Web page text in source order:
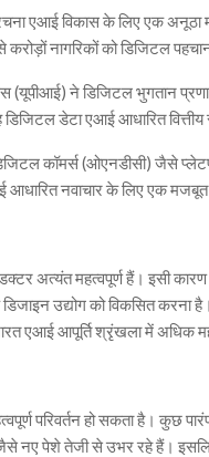
एआई विकास के लिए एक अनूठा
करोड़ों नागरिकों को डिजिटल
(यूपीआई) ने डिजिटल भुगतान
डेटा एआई आधारित
कॉमर्स (ओएनडीसी) जैसे
नवाचार के लिए एक मजबूत
अत्यंत महत्वपूर्ण हैं। इसी
उद्योग को विकसित
एआई आपूर्ति श्रृंखला में अधिक
परिवर्तन हो सकता है। कुछ
नए पेशे तेजी से उभर रहे हैं।